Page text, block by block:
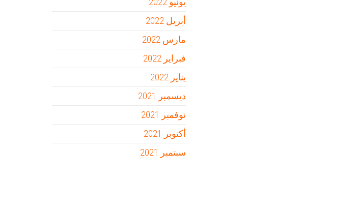
أبريل 2022
مارس 2022
فبراير 2022
يناير 2022
ديسمبر 2021
نوفمبر 2021
أكتوبر 2021
سبتمبر 2021